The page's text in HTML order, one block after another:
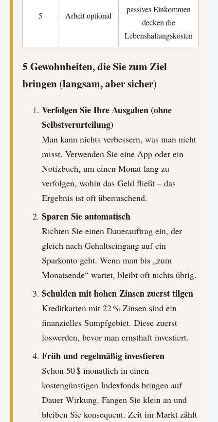
5 Arbeit optional
passives Einkommen
decken die
Lebenshaltungskosten
5 Gewohnheiten, die Sie zum Ziel
bringen (langsam, aber sicher)
Verfolgen Sie Ihre Ausgaben (ohne
Selbstverurteilung)
Man kann nichts verbessern, was man nicht
misst. Verwenden Sie eine App oder ein
Notizbuch, um einen Monat lang zu
verfolgen, wohin das Geld fließt – das
Ergebnis ist oft überraschend.
Sparen Sie automatisch
Richten Sie einen Dauerauftrag ein, der
gleich nach Gehaltseingang auf ein
Sparkonto geht. Wenn man bis „zum
Monatsende“ wartet, bleibt oft nichts übrig.
Schulden mit hohen Zinsen zuerst tilgen
Kreditkarten mit 22 % Zinsen sind ein
finanzielles Sumpfgebiet. Diese zuerst
loswerden, bevor man ernsthaft investiert.
Früh und regelmäßig investieren
Schon 50 $ monatlich in einen
kostengünstigen Indexfonds bringen auf
Dauer Wirkung. Fangen Sie klein an und
bleiben Sie konsequent. Zeit im Markt zählt